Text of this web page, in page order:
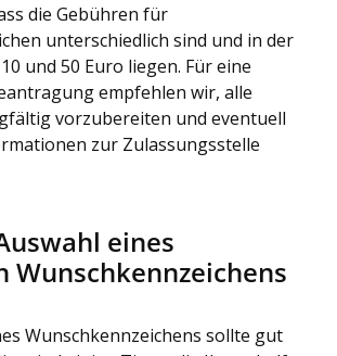
die Gebühren für
unterschiedlich sind und in der
und 50 Euro liegen. Für eine
empfehlen wir, alle
vorzubereiten und eventuell
zur Zulassungsstelle
eines
Wunschkennzeichens
Wunschkennzeichens sollte gut